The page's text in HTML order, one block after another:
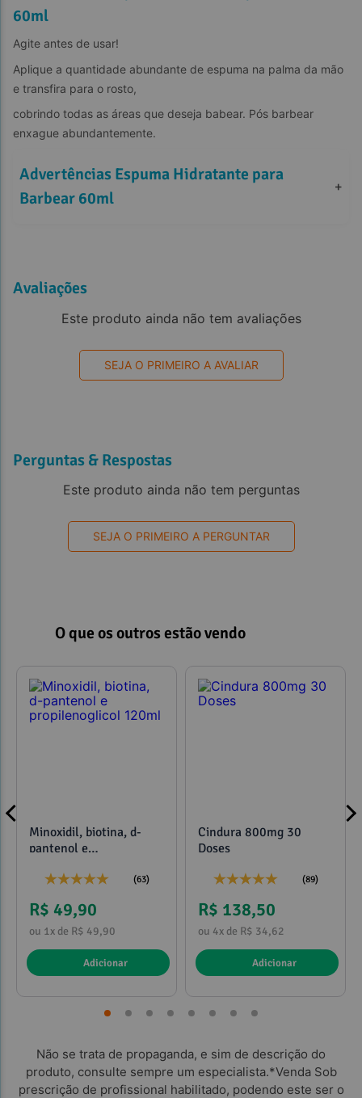
60ml
Agite antes de usar!
Aplique a quantidade abundante de espuma na palma da mão
e transfira para o rosto,
cobrindo todas as áreas que deseja babear. Pós barbear
enxague abundantemente.
Advertências Espuma Hidratante para
Barbear 60ml
+
Referências bibliográficas
Avaliações
Este produto ainda não tem avaliações
SEJA O PRIMEIRO A AVALIAR
Perguntas & Respostas
Este produto ainda não tem perguntas
SEJA O PRIMEIRO A PERGUNTAR
O que os outros estão vendo
Minoxidil, biotina, d-
pantenol e
(63)
R$ 49,90
ou 1x de R$ 49,90
Adicionar
Cindura 800mg 30
Doses
(89)
R$ 138,50
ou 4x de R$ 34,62
Adicionar
Não se trata de propaganda, e sim de descrição do
produto, consulte sempre um especialista.*Venda Sob
prescrição de profissional habilitado, podendo este ser o